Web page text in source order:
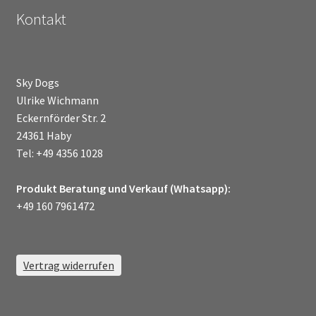
Kontakt
Sky Dogs
Ulrike Wichmann
Eckernförder Str. 2
24361 Haby
Tel: +49 4356 1028
Produkt Beratung und Verkauf (Whatsapp):
+49 160 7961472
Vertrag widerrufen